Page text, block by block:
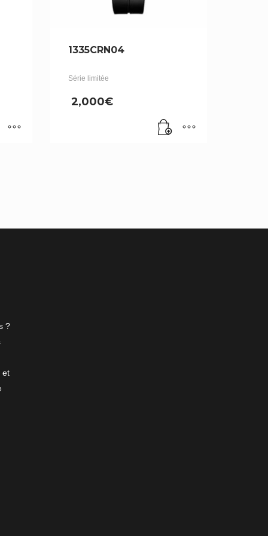
1335CRN04
Série limitée
2,000€
?
et